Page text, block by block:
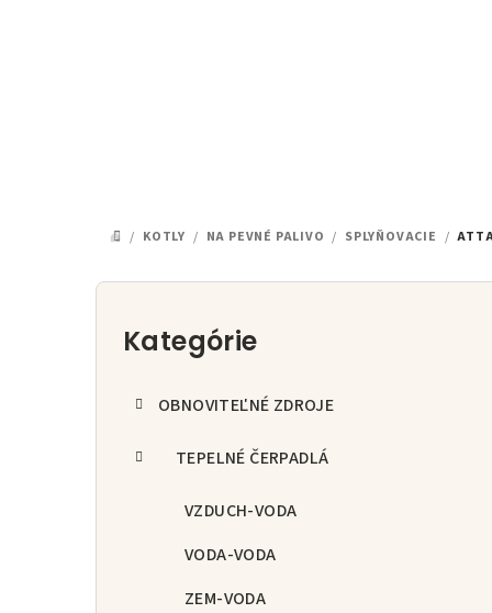
DOMOV
/ KOTLY / NA PEVNÉ PALIVO / SPLYŇOVACIE /
B
Preskočiť
kategórie
Kategórie
OBNOVITEĽNÉ ZDROJE
TEPELNÉ ČERPADLÁ
VZDUCH-VODA
VODA-VODA
ZEM-VODA